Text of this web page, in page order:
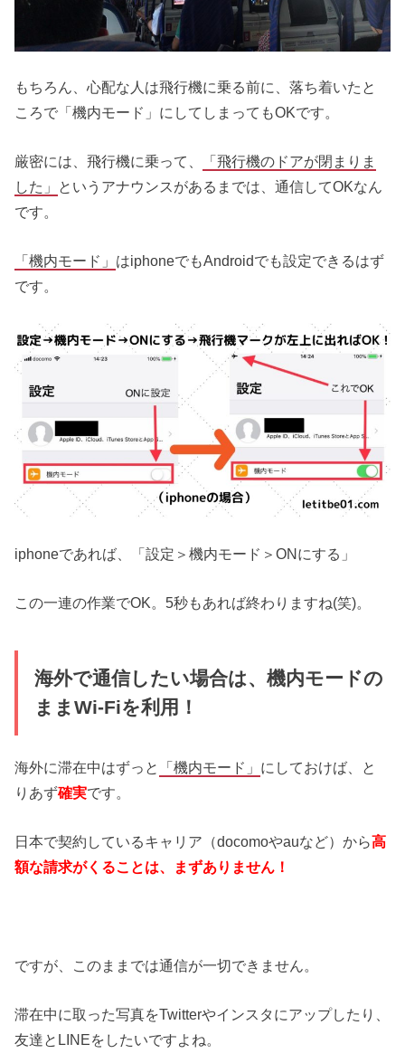
もちろん、心配な人は飛行機に乗る前に、落ち着いたと
ころで「機内モード」にしてしまってもOKです。
厳密には、飛行機に乗って、
「飛行機のドアが閉まりま
した」 というアナウンスがあるまでは、通信してOKなん
です。
「機内モード」 はiphoneでもAndroidでも設定できるはず
です。
iphoneであれば、「設定＞機内モード＞ONにする」
この一連の作業でOK。5秒もあれば終わりますね(笑)。
海外で通信したい場合は、機内モードの
ままWi-Fiを利用！
海外に滞在中はずっと 「機内モード」 にしておけば、と
りあず確実です。
日本で契約しているキャリア（docomoやauなど）から高
額な請求がくることは、まずありません！
ですが、このままでは通信が一切できません。
滞在中に取った写真をTwitterやインスタにアップしたり、
友達とLINEをしたいですよね。